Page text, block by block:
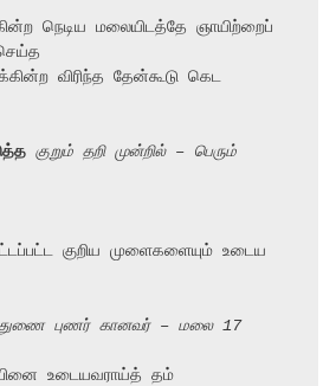
நெடிய மலையிடத்தே ஞாயிற்றைப்
விரிந்த தேன்கூடு கெட
குறும் தறி முன்றில் – பெரும்
குறிய முளைகளையும் உடைய
துணை புணர் கானவர் – மலை 17
உடையவராய்த் தம்